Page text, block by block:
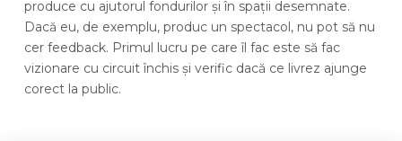
produce cu ajutorul fondurilor și în spații desemnate.
Dacă eu, de exemplu, produc un spectacol, nu pot să nu
cer feedback. Primul lucru pe care îl fac este să fac
vizionare cu circuit închis și verific dacă ce livrez ajunge
corect la public.